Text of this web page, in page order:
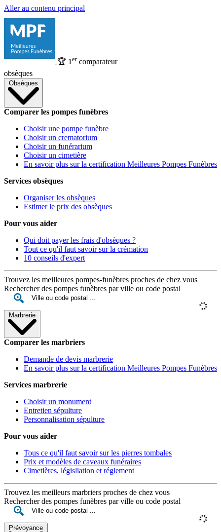
Aller au contenu principal
🏆 1 ercomparateur
obsèques
Obsèques
Comparer les pompes funèbres
Choisir une pompe funèbre
Choisir un crematorium
Choisir un funérarium
Choisir un cimetière
En savoir plus sur la certification Meilleures Pompes Funèbres
Services obsèques
Organiser les obsèques
Estimer le prix des obsèques
Pour vous aider
Qui doit payer les frais d'obsèques ?
Tout ce qu'il faut savoir sur la crémation
10 conseils d'expert
Trouvez les meilleures pompes-funèbres proches de chez vous
Rechercher des pompes funèbres par ville ou code postal
Marbrerie
Comparer les marbriers
Demande de devis marbrerie
En savoir plus sur la certification Meilleures Pompes Funèbres
Services marbrerie
Choisir un monument
Entretien sépulture
Personnalisation sépulture
Pour vous aider
Tous ce qu'il faut savoir sur les pierres tombales
Prix et modèles de caveaux funéraires
Cimetières, législiation et réglement
Trouvez les meilleurs marbriers proches de chez vous
Rechercher des pompes funèbres par ville ou code postal
Prévoyance